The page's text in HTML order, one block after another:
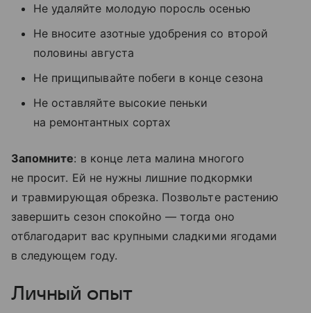
Не удаляйте молодую поросль осенью
Не вносите азотные удобрения со второй
половины августа
Не прищипывайте побеги в конце сезона
Не оставляйте высокие пеньки
на ремонтантных сортах
Запомните: в конце лета малина многого
не просит. Ей не нужны лишние подкормки
и травмирующая обрезка. Позвольте растению
завершить сезон спокойно — тогда оно
отблагодарит вас крупными сладкими ягодами
в следующем году.
Личный опыт